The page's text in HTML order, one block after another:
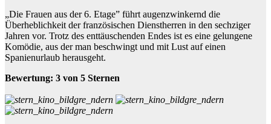
„Die Frauen aus der 6. Etage” führt augenzwinkernd die
Überheblichkeit der französischen Dienstherren in den sechziger
Jahren vor. Trotz des enttäuschenden Endes ist es eine gelungene
Komödie, aus der man beschwingt und mit Lust auf einen
Spanienurlaub herausgeht.
Bewertung: 3 von 5 Sternen